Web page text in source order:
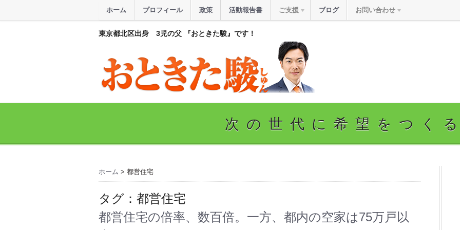
東京都北区出身 3児の父 『おときた駿』です！
ホーム プロフィール 政策 活動報告書 ご支援 ブログ お問い合わせ
次の世代に希望をつく
ホーム > 都営住宅
タグ：都営住宅
都営住宅の倍率、数百倍。一方、都内の空家は75万戸以